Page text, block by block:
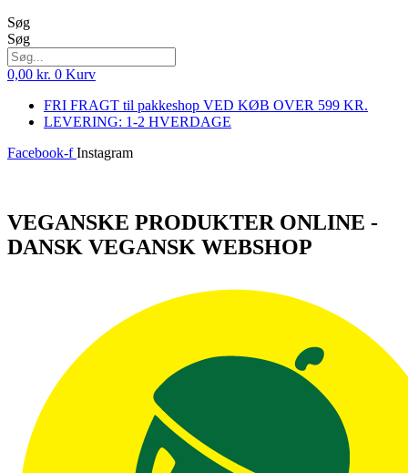
Søg
Søg
0,00 kr. 0 Kurv
FRI FRAGT til pakkeshop VED KØB OVER 599 KR.
LEVERING: 1-2 HVERDAGE
Facebook-f Instagram
VEGANSKE PRODUKTER ONLINE -
DANSK VEGANSK WEBSHOP